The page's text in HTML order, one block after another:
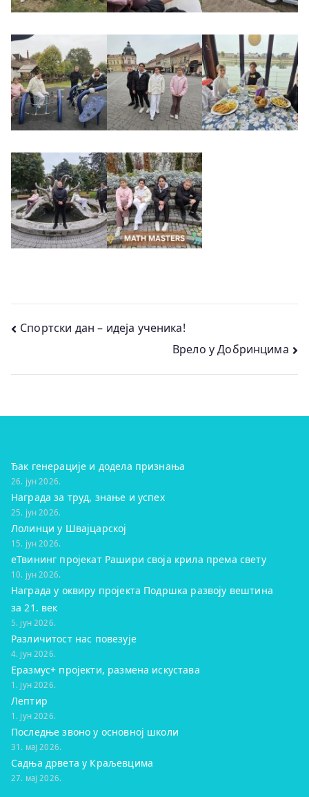
Кретање
Спортски дан – идеја ученика!
Врело у Добринцима
Ђак генерације и додела признања
26. јун 2026.
Награда за труд, знање и успех
25. јун 2026.
Лолинци у Швајцарској
15. јун 2026.
eТвининг пројекат Рашири своја крила према свету
10. јун 2026.
Награда у оквиру пројекта Подршка развоју вештина
за 21. век
5. јун 2026.
Различитост нас повезује
4. јун 2026.
Еразмус+ пројекти, размена искустава
1. јун 2026.
Лептир
1. јун 2026.
Последње звоно у основној школи
31. мај 2026.
Садња дрвета у Краљевцима
27. мај 2026.